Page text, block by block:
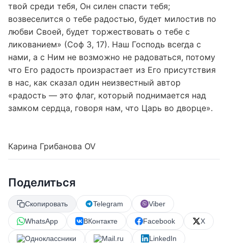
твой среди тебя, Он силен спасти тебя;
возвеселится о тебе радостью, будет милостив по
любви Своей, будет торжествовать о тебе с
ликованием» (Соф 3, 17). Наш Господь всегда с
нами, а с Ним не возможно не радоваться, потому
что Его радость произрастает из Его присутствия
в нас, как сказал один неизвестный автор
«радость — это флаг, который поднимается над
замком сердца, говоря нам, что Царь во дворце».
Карина Грибанова OV
Поделиться
Скопировать Telegram Viber
WhatsApp ВКонтакте Facebook X
Одноклассники Mail.ru LinkedIn